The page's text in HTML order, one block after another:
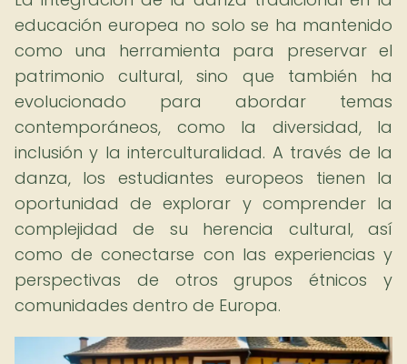
educación europea no solo se ha mantenido
como una herramienta para preservar el
patrimonio cultural, sino que también ha
evolucionado para abordar temas
contemporáneos, como la diversidad, la
inclusión y la interculturalidad. A través de la
danza, los estudiantes europeos tienen la
oportunidad de explorar y comprender la
complejidad de su herencia cultural, así
como de conectarse con las experiencias y
perspectivas de otros grupos étnicos y
comunidades dentro de Europa.